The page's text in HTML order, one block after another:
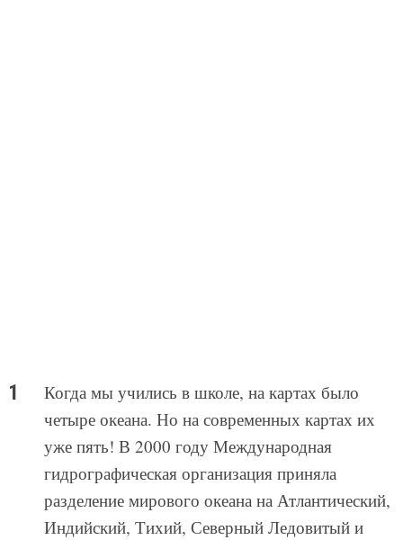
Когда мы учились в школе, на картах было
четыре океана. Но на современных картах их
уже пять! В 2000 году Международная
гидрографическая организация приняла
разделение мирового океана на Атлантический,
Индийский, Тихий, Северный Ледовитый и